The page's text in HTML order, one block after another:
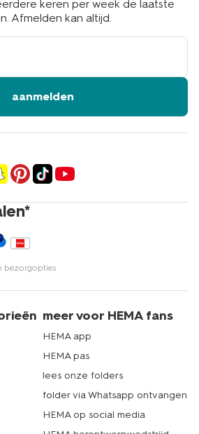
bezorgopties
keren per week de laatste
Afmelden kan altijd.
aanmelden
meer voor HEMA fans
HEMA app
HEMA pas
lees onze folders
folder via Whatsapp ontvangen
HEMA op social media